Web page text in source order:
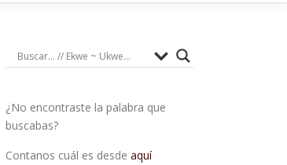
¿No encontraste la palabra que
buscabas?
Contanos cuál es desde aquí